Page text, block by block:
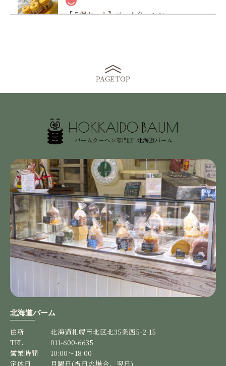
【５個セット】バームクーヘン
くお渡し用にみんなに分けて好評でした。また、注文したい
チョココーティング
2025/12/17
バームクーヘン、チョコがかかって美味しかったです。
嬉しいコメントありがとうございます！！ 他の
フレーバーも是非ご賞味ください♪
【３個セット】バームクーヘン
【３個セット】バームクーヘン
2025/10/17
PAGE TOP
北海道バーム
住所
北海道札幌市北区北35条西5-2-15
TEL
011-600-6635
営業時間
10:00～18:00
定休日
月曜日(祝日の場合、翌日)